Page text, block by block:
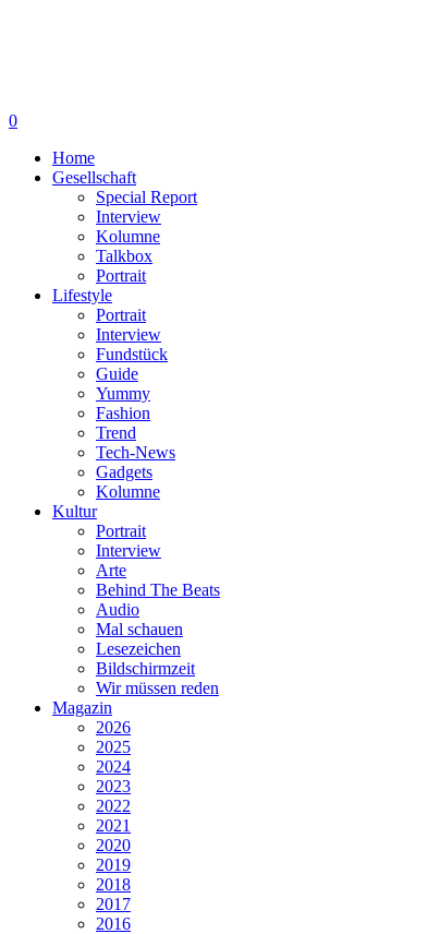
0
Home
Gesellschaft
Special Report
Interview
Kolumne
Talkbox
Portrait
Lifestyle
Portrait
Interview
Fundstück
Guide
Yummy
Fashion
Trend
Tech-News
Gadgets
Kolumne
Kultur
Portrait
Interview
Arte
Behind The Beats
Audio
Mal schauen
Lesezeichen
Bildschirmzeit
Wir müssen reden
Magazin
2026
2025
2024
2023
2022
2021
2020
2019
2018
2017
2016